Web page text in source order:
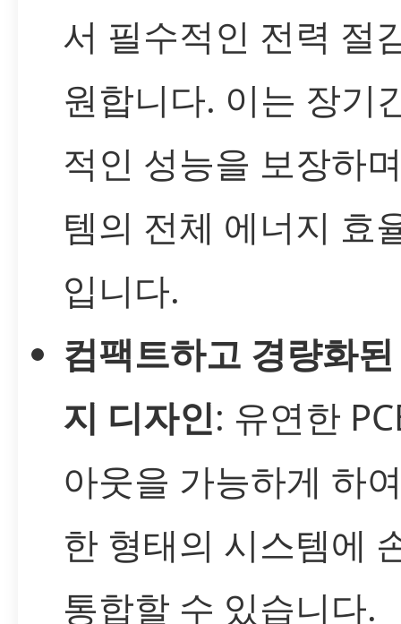
서 필수적인 전력 절
원합니다. 이는 장기
적인 성능을 보장하
템의 전체 에너지 효
입니다.
컴팩트하고 경량화
지 디자인: 유연한
아웃을 가능하게 하
한 형태의 시스템에
통합할 수 있습니다.